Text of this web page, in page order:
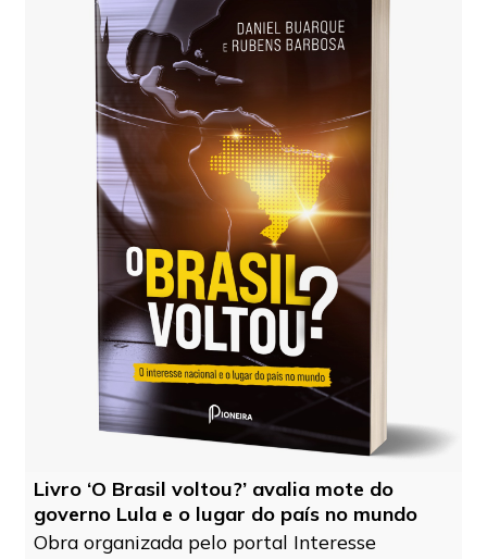
Livro ‘O Brasil voltou?’ avalia mote do
governo Lula e o lugar do país no mundo
Obra organizada pelo portal Interesse